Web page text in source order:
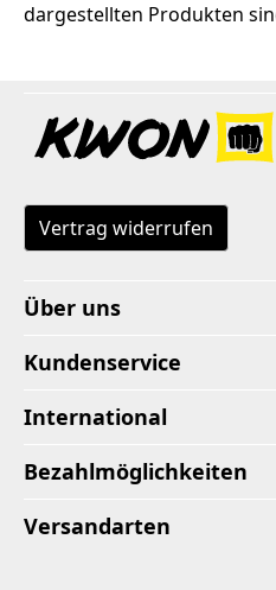
dargestellten Produkten
Vertrag widerrufen
Über uns
Kundenservice
International
Bezahlmöglichkeiten
Versandarten